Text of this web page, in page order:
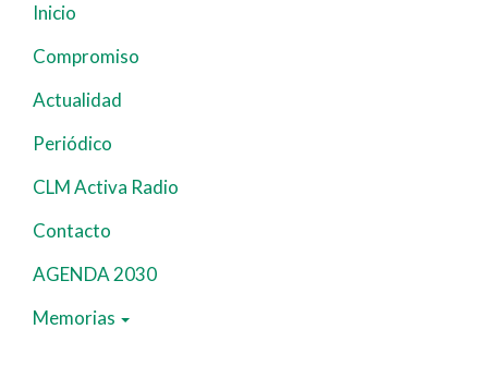
Navegación
principal
Inicio
Compromiso
Actualidad
Periódico
CLM Activa Radio
Contacto
AGENDA 2030
Memorias